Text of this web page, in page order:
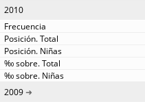
2010
2009